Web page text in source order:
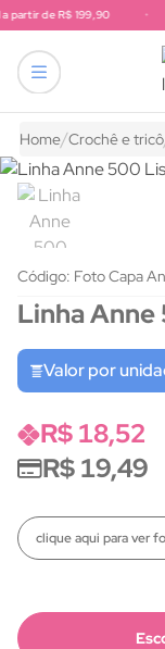
Frete grátis região
de R$ 199,90
e Tricô
bicoartesanato
SIGA A DELLA
Home Crochê e tricô
Código: Foto Capa
Linha Anne
Valor por
R$ 18,52
R$ 19,49
clique aqui para ver